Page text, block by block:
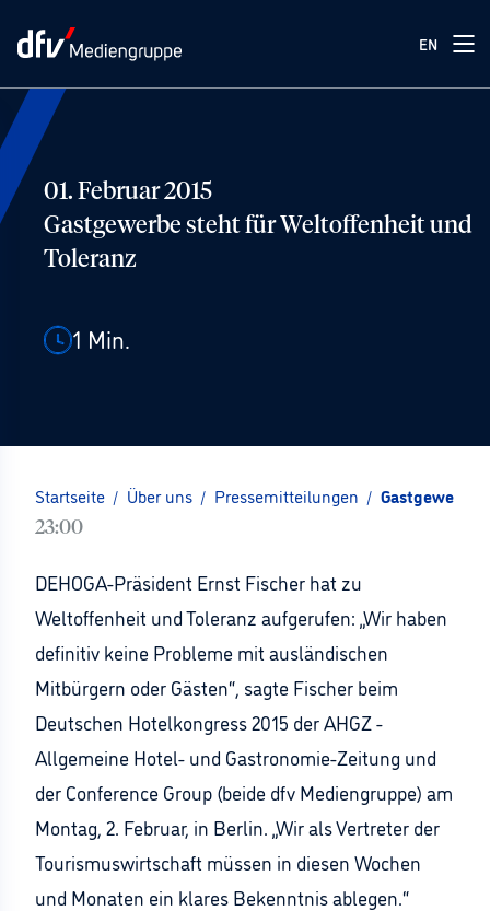
EN
01. Februar 2015
Gastgewerbe steht für Weltoffenheit und
Toleranz
1 Min.
Startseite / Über uns / Pressemitteilungen / Gastgewerbe
23:00
DEHOGA-Präsident Ernst Fischer hat zu
Weltoffenheit und Toleranz aufgerufen: „Wir haben
definitiv keine Probleme mit ausländischen
Mitbürgern oder Gästen“, sagte Fischer beim
Deutschen Hotelkongress 2015 der AHGZ -
Allgemeine Hotel- und Gastronomie-Zeitung und
der Conference Group (beide dfv Mediengruppe) am
Montag, 2. Februar, in Berlin. „Wir als Vertreter der
Tourismuswirtschaft müssen in diesen Wochen
und Monaten ein klares Bekenntnis ablegen.“